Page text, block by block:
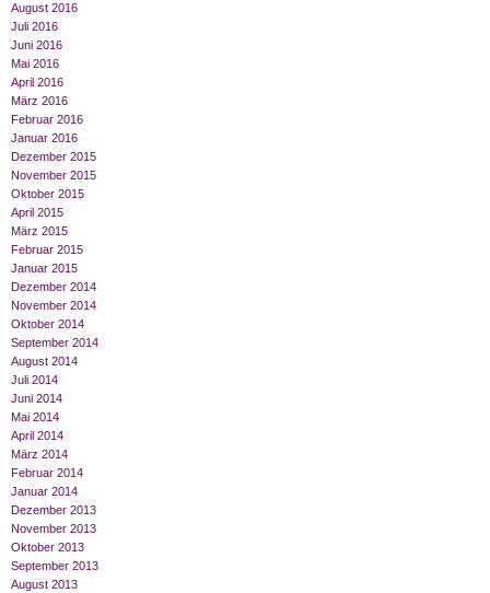
August 2016
Juli 2016
Juni 2016
Mai 2016
April 2016
März 2016
Februar 2016
Januar 2016
Dezember 2015
November 2015
Oktober 2015
April 2015
März 2015
Februar 2015
Januar 2015
Dezember 2014
November 2014
Oktober 2014
September 2014
August 2014
Juli 2014
Juni 2014
Mai 2014
April 2014
März 2014
Februar 2014
Januar 2014
Dezember 2013
November 2013
Oktober 2013
September 2013
August 2013